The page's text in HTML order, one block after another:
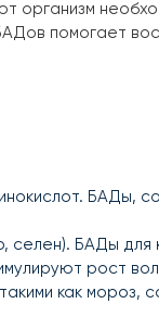
организм
помогает
БАДы,
селен). БАДы для
рост
как мороз,